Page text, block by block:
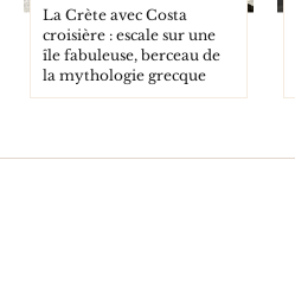
La Crète avec Costa
croisière : escale sur une
île fabuleuse, berceau de
la mythologie grecque